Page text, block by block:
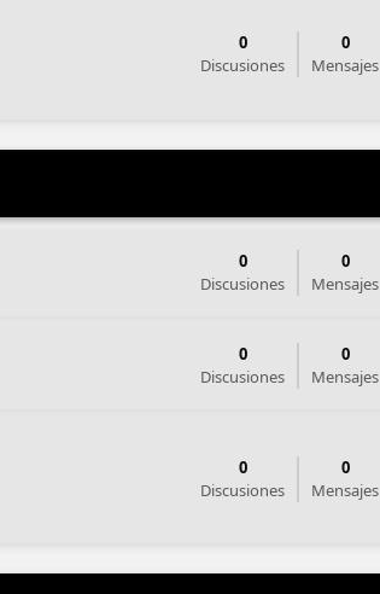
0
Discusiones
0
Mensajes
0
Discusiones
0
Mensajes
0
Discusiones
0
Mensajes
0
Discusiones
0
Mensajes